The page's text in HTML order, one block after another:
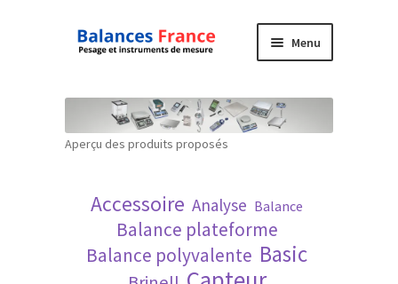
Aller
navigation
Aller
Menu
Mon compte
Politique de confidentialité
Politique en matière de remboursements et
Aperçu des produits proposés
Accessoire Analyse Balance
Balance plateforme
Balance polyvalente Basic